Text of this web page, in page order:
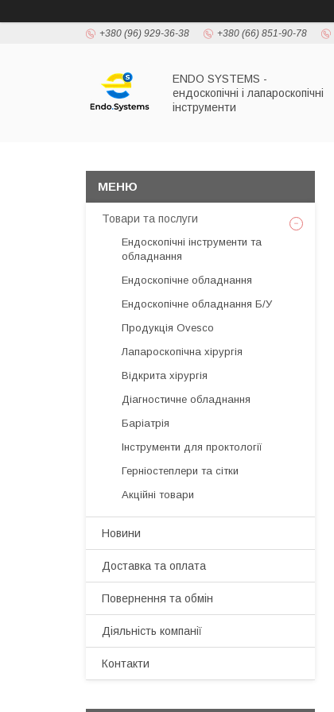
+380 (96) 929-36-38 +380 (66) 851-90-78
ENDO SYSTEMS -
ендоскопічні і лапароскопічні
інструменти
Товари та послуги
Ендоскопічні інструменти та
обладнання
Ендоскопічне обладнання
Ендоскопічне обладнання Б/У
Продукція Ovesco
Лапароскопічна хірургія
Відкрита хірургія
Діагностичне обладнання
Баріатрія
Інструменти для проктології
Герніостеплери та сітки
Акційні товари
Новини
Доставка та оплата
Повернення та обмін
Діяльність компанії
Контакти